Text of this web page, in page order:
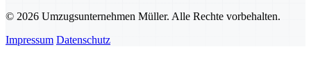
© 2026 Umzugsunternehmen Müller. Alle Rechte vorbehalten.
Impressum Datenschutz